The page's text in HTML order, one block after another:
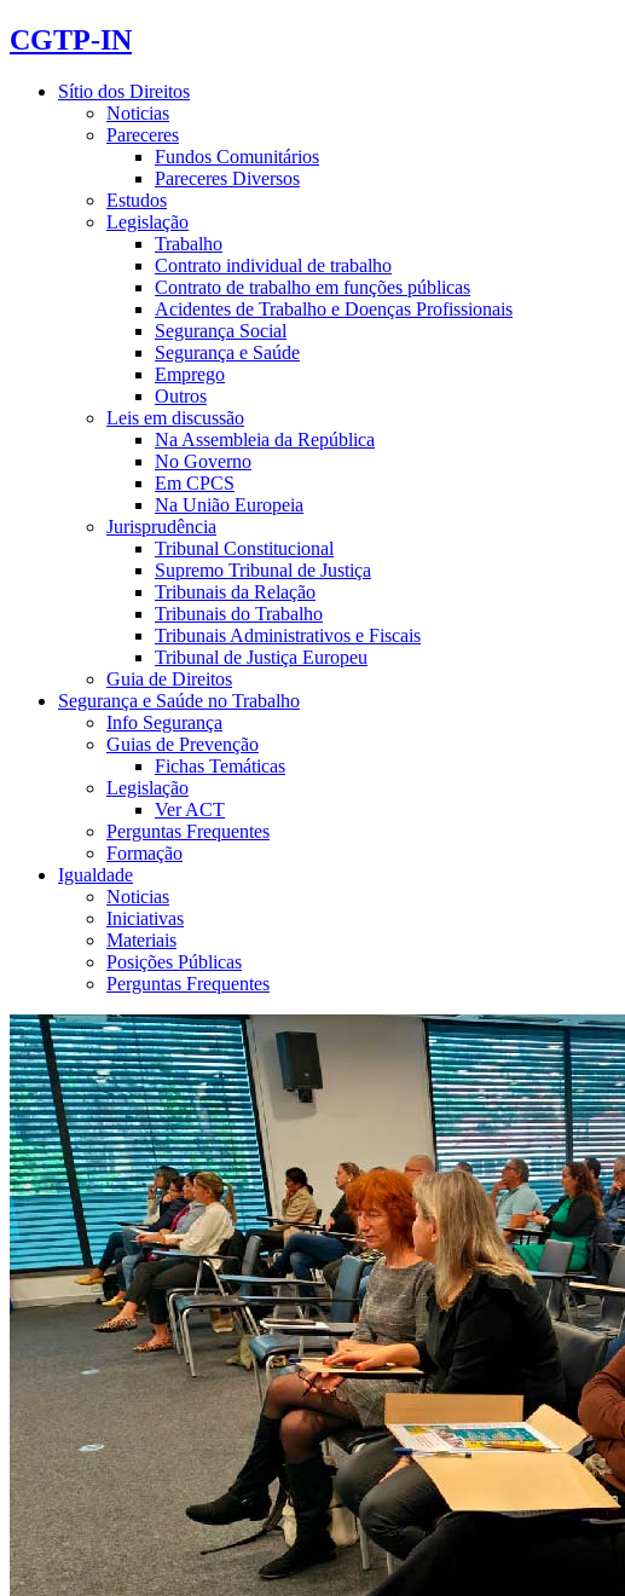
CGTP-IN
Sítio dos Direitos
Noticias
Pareceres
Fundos Comunitários
Pareceres Diversos
Estudos
Legislação
Trabalho
Contrato individual de trabalho
Contrato de trabalho em funções públicas
Acidentes de Trabalho e Doenças Profissionais
Segurança Social
Segurança e Saúde
Emprego
Outros
Leis em discussão
Na Assembleia da República
No Governo
Em CPCS
Na União Europeia
Jurisprudência
Tribunal Constitucional
Supremo Tribunal de Justiça
Tribunais da Relação
Tribunais do Trabalho
Tribunais Administrativos e Fiscais
Tribunal de Justiça Europeu
Guia de Direitos
Segurança e Saúde no Trabalho
Info Segurança
Guias de Prevenção
Fichas Temáticas
Legislação
Ver ACT
Perguntas Frequentes
Formação
Igualdade
Noticias
Iniciativas
Materiais
Posições Públicas
Perguntas Frequentes